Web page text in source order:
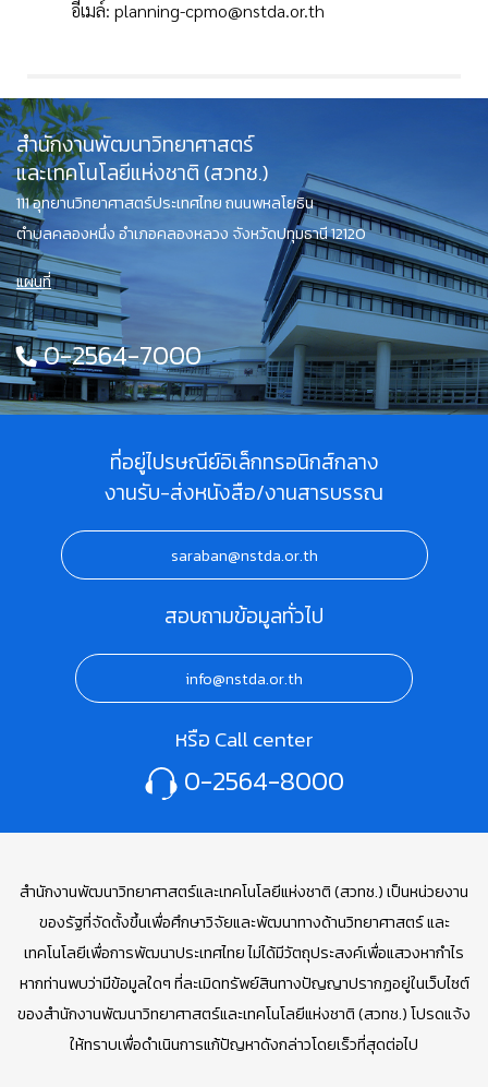
อีเมล์: planning-cpmo@nstda.or.th
สำนักงานพัฒนาวิทยาศาสตร์
และเทคโนโลยีแห่งชาติ (สวทช.)
111 อุทยานวิทยาศาสตร์ประเทศไทย ถนนพหลโยธิน
ตำบลคลองหนึ่ง อำเภอคลองหลวง จังหวัดปทุมธานี 12120
แผนที่
0-2564-7000
ที่อยู่ไปรษณีย์อิเล็กทรอนิกส์กลาง
งานรับ-ส่งหนังสือ/งานสารบรรณ
saraban@nstda.or.th
สอบถามข้อมูลทั่วไป
info@nstda.or.th
หรือ Call center
0-2564-8000
สำนักงานพัฒนาวิทยาศาสตร์และเทคโนโลยีแห่งชาติ (สวทช.) เป็นหน่วยงาน
ของรัฐที่จัดตั้งขึ้นเพื่อศึกษาวิจัยและพัฒนาทางด้านวิทยาศาสตร์ และ
เทคโนโลยีเพื่อการพัฒนาประเทศไทย ไม่ได้มีวัตถุประสงค์เพื่อแสวงหากำไร
หากท่านพบว่ามีข้อมูลใดๆ ที่ละเมิดทรัพย์สินทางปัญญาปรากฏอยู่ในเว็บไซต์
ของสำนักงานพัฒนาวิทยาศาสตร์และเทคโนโลยีแห่งชาติ (สวทช.) โปรดแจ้ง
ให้ทราบเพื่อดำเนินการแก้ปัญหาดังกล่าวโดยเร็วที่สุดต่อไป